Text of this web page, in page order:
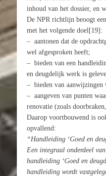
inhoud van het dossier, en
De NPR richtlijn beoogt
met het volgende doel[19]:
– aantonen dat de
wel afgesproken heeft;
– bieden van een
en deugdelijk werk is
– bieden van aanwijzingen
– aangeven van punten
renovatie (zoals
Daarop voortbouwend is
opvallend:
“Handleiding ‘Goed en
Een integraal onderdeel
handleiding ‘Goed en
handleiding wordt